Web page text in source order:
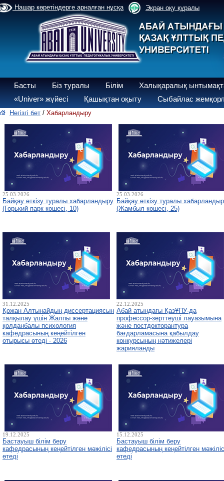
Нашар көретіндерге арналған нұсқа Экран оқу құралы
Басты Біз туралы Білім
Халықаралық
«Univer» жүйесі
Қашықтан оқыту Сыбайлас
Негізгі бет / Хабарландыру
25.03.2026
Байқау өткізу туралы хабарландыру
(Горький парк көшесі, 10)
25.03.2026
Байқау өткізу туралы
(Жамбыл көшесі, 25)
31.12.2025
Қожан Алтынайдың диссертациясын
талқылау үшін Жалпы және
қолданбалы психология
кафедрасының кеңейтілген
отырысы өтеді - 2026
22.12.2025
Абай атындағы ҚазҰПУ-да
профессор-зерттеуші лауазымына
және постдокторантура
бағдарламасына қабылдау
конкурсының нәтижелері
жарияланды
19.12.2025
Бастауыш білім беру
кафедрасының кеңейтілген мәжілісі
өтеді
15.12.2025
Бастауыш білім беру
кафедрасының кеңейтілген
өтеді